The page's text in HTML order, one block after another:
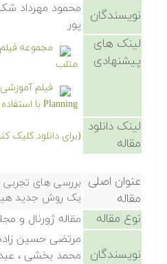
نویسندگان
محمود مهرداد
پور
لینک های
پیشنهادی
مجموعه
متلب
Planning با استفاده از PSO
لینک دانلود
مقاله
(برای دانلود کلیک
عنوان اصلی
مقاله
بررسی های تجربی
یک روش جدید
نوع مقاله مقاله ژورنال و
نویسندگان
مرتضی حسین
محمد بخشی ،